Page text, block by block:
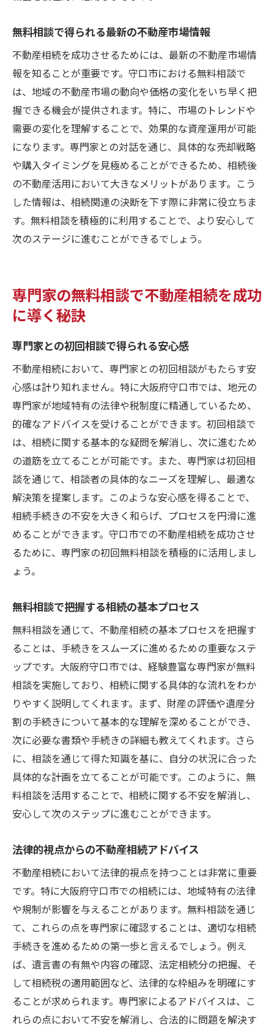
功の秘訣
無料相談を活用して大阪府守口市の不動産相続
を成功させる鍵
成功する不動産相続のための無料相談の選
び方
無料相談を最大限に活用する準備と心構え
守口市の実例から学ぶ無料相談活用の効果
無料相談を通じた相続プロセスの見直し
成功事例に学ぶ無料相談の活用法
無料相談を利用した効果的な相続計画の実
施
無料相談で得られる最新の不動産市場情報
不動産相続を成功させるためには、最新の不動産市場情
報を知ることが重要です。守口市における無料相談で
は、地域の不動産市場の動向や価格の変化をいち早く把
握できる機会が提供されます。特に、市場のトレンドや
需要の変化を理解することで、効果的な資産運用が可能
になります。専門家との対話を通じ、具体的な売却戦略
や購入タイミングを見極めることができるため、相続後
の不動産活用において大きなメリットがあります。こう
した情報は、相続関連の決断を下す際に非常に役立ちま
す。無料相談を積極的に利用することで、より安心して
次のステージに進むことができるでしょう。
専門家の無料相談で不動産相続を成功
に導く秘訣
専門家との初回相談で得られる安心感
不動産相続において、専門家との初回相談がもたらす安
心感は計り知れません。特に大阪府守口市では、地元の
専門家が地域特有の法律や税制度に精通しているため、
的確なアドバイスを受けることができます。初回相談で
は、相続に関する基本的な疑問を解消し、次に進むため
の道筋を立てることが可能です。また、専門家は初回相
談を通じて、相談者の具体的なニーズを理解し、最適な
解決策を提案します。このような安心感を得ることで、
相続手続きの不安を大きく和らげ、プロセスを円滑に進
めることができます。守口市での不動産相続を成功させ
るために、専門家の初回無料相談を積極的に活用しまし
ょう。
無料相談で把握する相続の基本プロセス
無料相談を通じて、不動産相続の基本プロセスを把握す
ることは、手続きをスムーズに進めるための重要なステ
ップです。大阪府守口市では、経験豊富な専門家が無料
相談を実施しており、相続に関する具体的な流れをわか
りやすく説明してくれます。まず、財産の評価や遺産分
割の手続きについて基本的な理解を深めることができ、
次に必要な書類や手続きの詳細も教えてくれます。さら
に、相談を通じて得た知識を基に、自分の状況に合った
具体的な計画を立てることが可能です。このように、無
料相談を活用することで、相続に関する不安を解消し、
安心して次のステップに進むことができます。
法律的視点からの不動産相続アドバイス
不動産相続において法律的視点を持つことは非常に重要
です。特に大阪府守口市での相続には、地域特有の法律
や規制が影響を与えることがあります。無料相談を通じ
て、これらの点を専門家に確認することは、適切な相続
手続きを進めるための第一歩と言えるでしょう。例え
ば、遺言書の有無や内容の確認、法定相続分の把握、そ
して相続税の適用範囲など、法律的な枠組みを明確にす
ることが求められます。専門家によるアドバイスは、こ
れらの点において不安を解消し、合法的に問題を解決す